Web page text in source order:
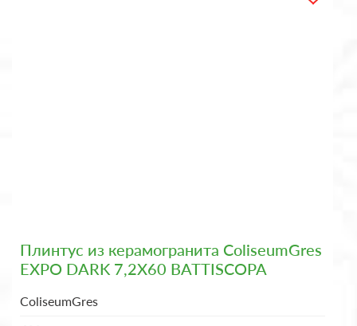
Плинтус из керамогранита ColiseumGres
EXPO DARK 7,2X60 BATTISCOPA
ColiseumGres